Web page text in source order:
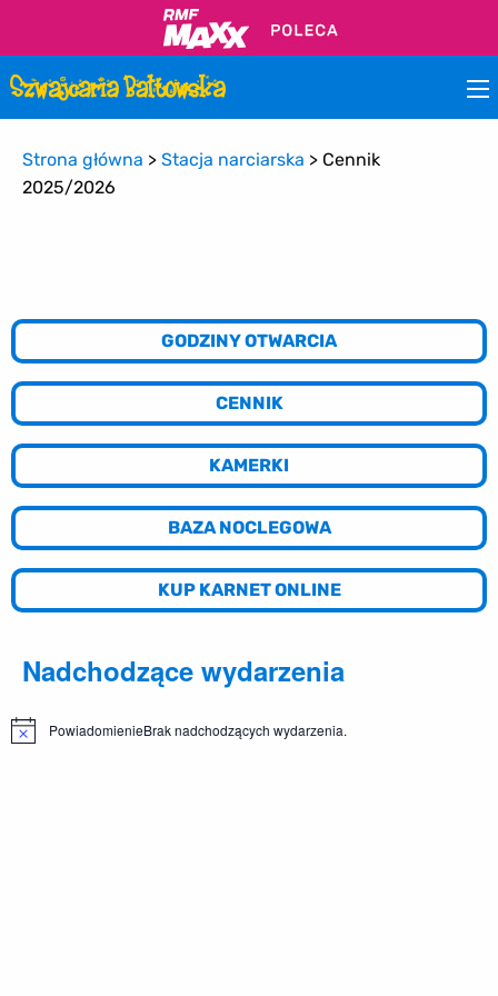
Strona główna > Stacja narciarska > Cennik
2025/2026
GODZINY OTWARCIA
CENNIK
KAMERKI
BAZA NOCLEGOWA
KUP KARNET ONLINE
Nadchodzące wydarzenia
PowiadomienieBrak nadchodzących wydarzenia.